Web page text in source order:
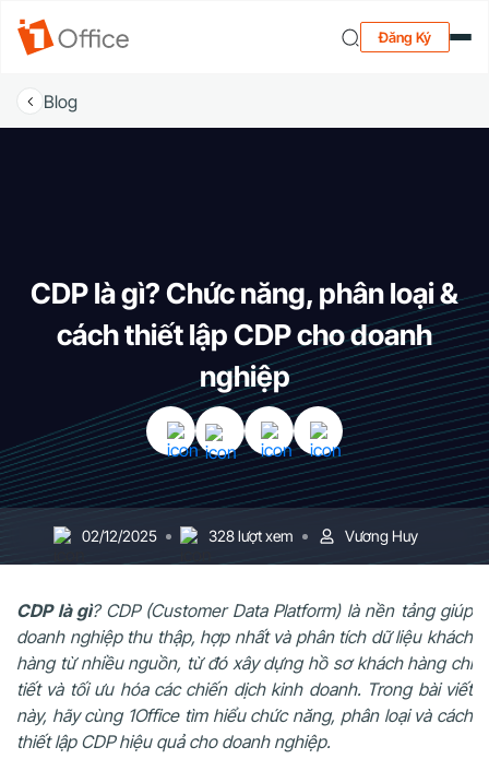
Đăng Ký
Blog
CDP là gì? Chức năng, phân loại &
cách thiết lập CDP cho doanh
nghiệp
02/12/2025 328 lượt xem Vương Huy
CDP là gì? CDP (Customer Data Platform) là nền tảng giúp
doanh nghiệp thu thập, hợp nhất và phân tích dữ liệu khách
hàng từ nhiều nguồn, từ đó xây dựng hồ sơ khách hàng chi
tiết và tối ưu hóa các chiến dịch kinh doanh. Trong bài viết
này, hãy cùng 1Office tìm hiểu chức năng, phân loại và cách
thiết lập CDP hiệu quả cho doanh nghiệp.